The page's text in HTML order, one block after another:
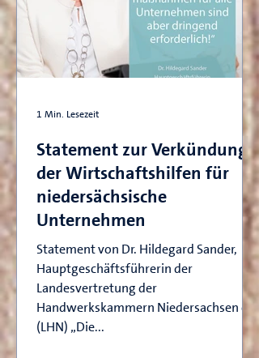
Statement zur Verkündung
der Wirtschaftshilfen für
niedersächsische
Unternehmen
Statement von Dr. Hildegard Sander,
Hauptgeschäftsführerin der
Landesvertretung der
Handwerkskammern Niedersachsen e.V.
(LHN) „Die...
1 Min. Lesezeit